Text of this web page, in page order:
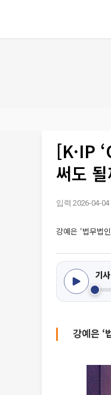
[K·IP
써도
입력 2026-04-04
강예은 ‘법무법
기
강예은 ‘